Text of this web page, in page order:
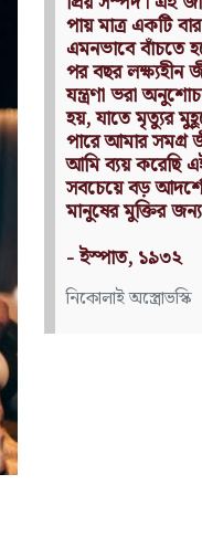
একটি বার। তাই,
বাঁচতে হবে যাতে বছরের
লক্ষ্যহীন জীবন যাপন করার
ভরা অনুশোচনায় ভুগতে না
মৃত্যুর মুহূর্তে মানুষ বলতে
সমগ্র জীবন, সমগ্র শক্তি
করেছি এই দুনিয়ার
বড় আদর্শের জন্য—
মুক্তির জন্য সংগ্রামে।”
১৯৩২
অস্ত্রোভস্কি